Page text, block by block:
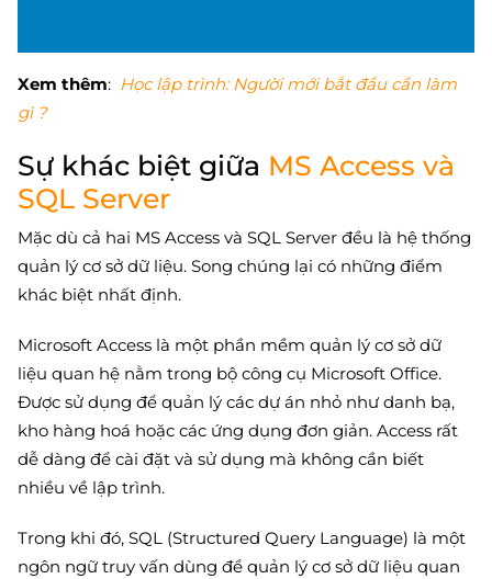
Xem thêm: Học lập trình: Người mới bắt đầu cần làm
gì ?
Sự khác biệt giữa MS Access và
SQL Server
Mặc dù cả hai MS Access và SQL Server đều là hệ thống
quản lý cơ sở dữ liệu. Song chúng lại có những điểm
khác biệt nhất định.
Microsoft Access là một phần mềm quản lý cơ sở dữ
liệu quan hệ nằm trong bộ công cụ Microsoft Office.
Được sử dụng để quản lý các dự án nhỏ như danh bạ,
kho hàng hoá hoặc các ứng dụng đơn giản. Access rất
dễ dàng để cài đặt và sử dụng mà không cần biết
nhiều về lập trình.
Trong khi đó, SQL (Structured Query Language) là một
ngôn ngữ truy vấn dùng để quản lý cơ sở dữ liệu quan